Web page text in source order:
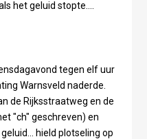
het geluid stopte….
tegen elf uur
Warnsveld naderde.
de Rijksstraatweg en de
"ch" geschreven) en
hield plotseling op